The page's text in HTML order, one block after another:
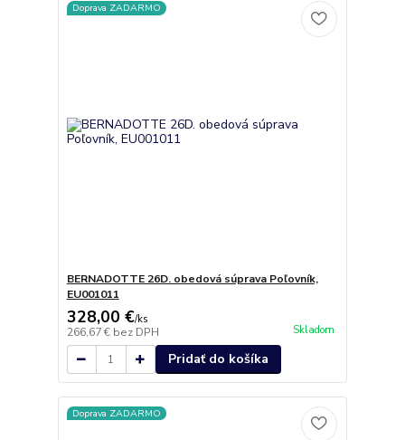
Doprava ZADARMO
BERNADOTTE 26D. obedová súprava Poľovník,
EU001011
328,00 €/ks
266,67 € bez DPH Skladom
Pridať do košíka
Doprava ZADARMO